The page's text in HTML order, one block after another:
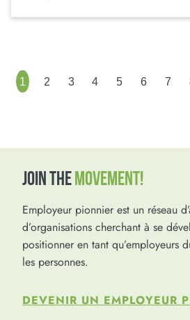
1 2 3 4 5 6 7
JOIN THEMOVEMENT!
Employeur pionnier est un réseau
d’organisations cherchant à se
positionner en tant qu’employeurs
les personnes.
DEVENIR UN EMPLOYEUR